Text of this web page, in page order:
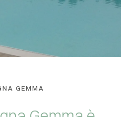
GEMMA